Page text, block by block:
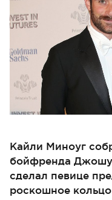
Кайли Миноуг
бойфренда
сделал певице
роскошное